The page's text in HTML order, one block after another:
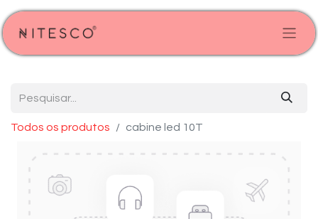
Todos os produtos cabine led 10T